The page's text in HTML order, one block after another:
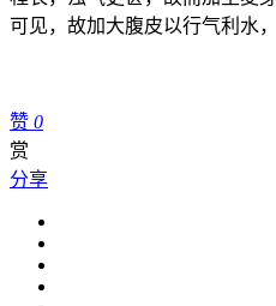
可见，故加大腹皮以行气利水
赞 0
赏
分享